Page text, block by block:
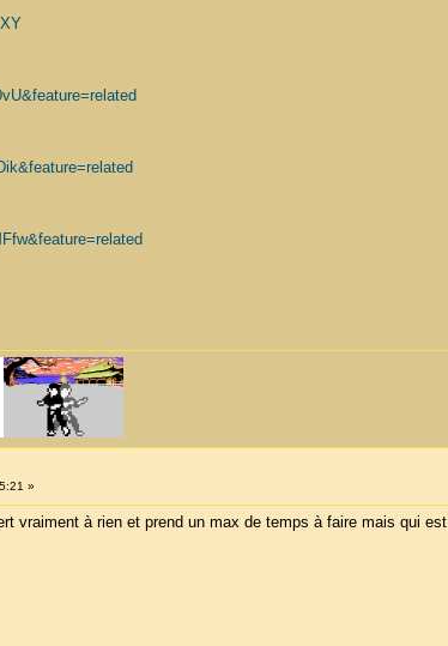
»
vraiment à rien et prend un max de temps à faire mais qui